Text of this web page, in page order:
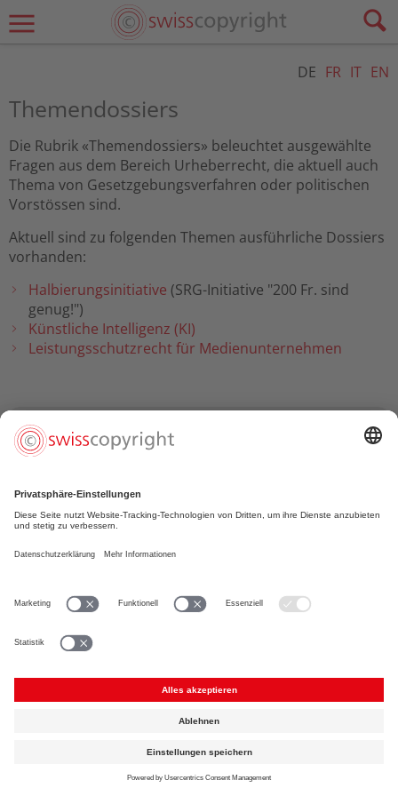
DE FR IT EN
Themendossiers
Die Rubrik «Themendossiers» beleuchtet ausgewählte
Fragen aus dem Bereich Urheberrecht, die aktuell auch
Thema von Gesetzgebungsverfahren oder politischen
Vorstössen sind.
Aktuell sind zu folgenden Themen ausführliche Dossiers
vorhanden:
Halbierungsinitiative (SRG-Initiative "200 Fr. sind
genug!")
Künstliche Intelligenz (KI)
Leistungsschutzrecht für Medienunternehmen
Carmen Jaquier (Regisseurin)
meinen Anfängen.»